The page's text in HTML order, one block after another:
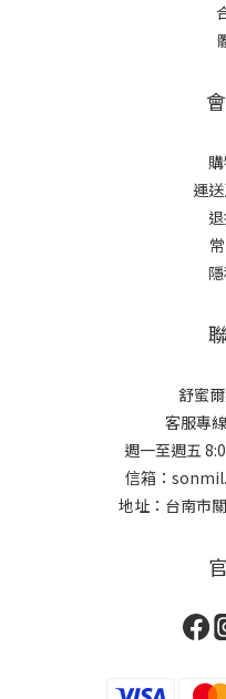
運
舒蜜
客服專
週一至週五
信箱：
地址：台南市